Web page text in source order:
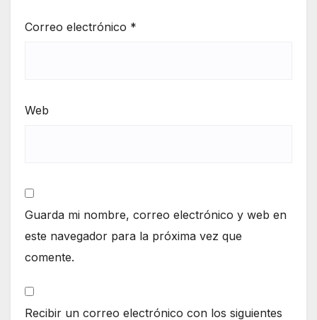
Correo electrónico *
Web
Guarda mi nombre, correo electrónico y web en
este navegador para la próxima vez que
comente.
Recibir un correo electrónico con los siguientes